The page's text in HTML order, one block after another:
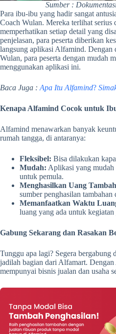
Sumber :
Para ibu-ibu yang hadir sangat
Coach Wulan. Mereka terlihat serius
memperhatikan setiap detail yang
penjelasan, para peserta diberikan
langsung aplikasi Alfamind. Dengan
Wulan, para peserta dengan mudah
menggunakan aplikasi ini.
Baca Juga : Apa Itu Alfamind?
Kenapa Alfamind Cocok untuk
Alfamind menawarkan banyak
rumah tangga, di antaranya:
Fleksibel: Bisa dilakukan
Mudah: Aplikasi yang mudah
untuk pemula.
Menghasilkan Uang
sumber penghasilan tambahan
Memanfaatkan Waktu
luang yang ada untuk
Gabung Sekarang dan Rasakan
Tunggu apa lagi? Segera bergabung
jadilah bagian dari Alfamart.
mempunyai bisnis jualan dan usaha